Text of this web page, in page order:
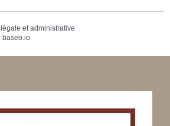
et administrative
baseo.io